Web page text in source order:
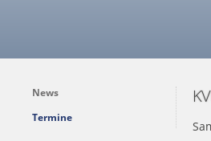
News
Termine